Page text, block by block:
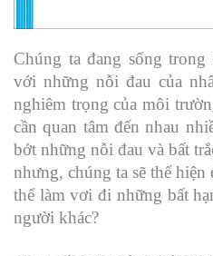
Chúng ta đang sống
với những nỗi đau của
nghiêm trọng của môi
cần quan tâm đến nhau
bớt những nỗi đau và bất
nhưng, chúng ta sẽ thể
thể làm vơi đi những bất
người khác?